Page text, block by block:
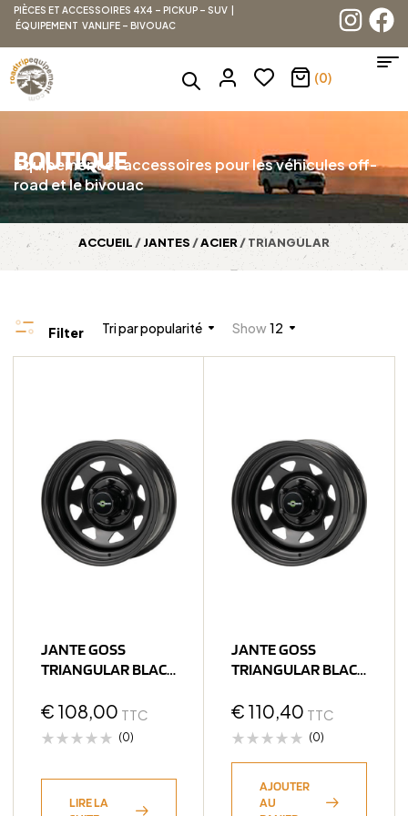
PIÈCES ET ACCESSOIRES 4X4 – PICKUP – SUV |
ÉQUIPEMENT VANLIFE – BIVOUAC
(0)
BOUTIQUE
Équipement et accessoires pour les véhicules off-
road et le bivouac
ACCUEIL /JANTES /ACIER / TRIANGULAR
Filter Tri par popularité Show12
JANTE GOSS
TRIANGULAR BLACK
CB84
€ 108,00 TTC
(0)
LIRE LA
JANTE GOSS
TRIANGULAR BLACK
CB110
€ 110,40 TTC
(0)
AJOUTER
AU